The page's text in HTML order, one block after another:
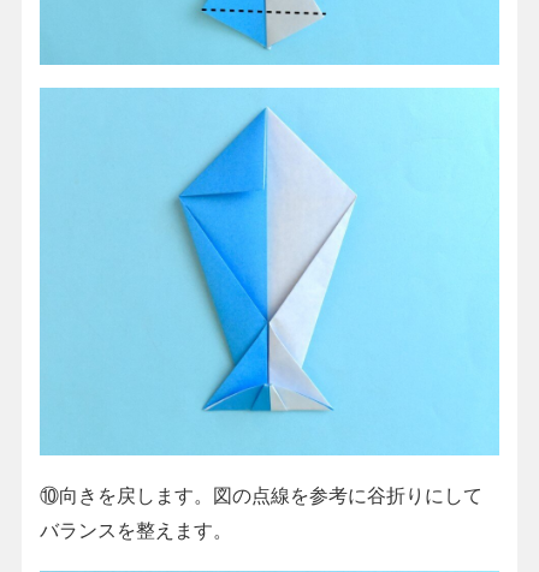
⑩向きを戻します。図の点線を参考に谷折りにして
バランスを整えます。